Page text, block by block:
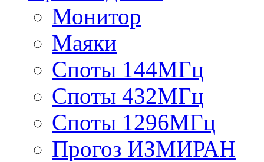
Монитор
Маяки
Споты 144МГц
Споты 432МГц
Споты 1296МГц
Прогоз ИЗМИРАН